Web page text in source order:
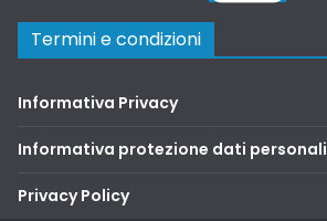
Termini e condizioni
Informativa Privacy
Informativa protezione dati personali
Privacy Policy